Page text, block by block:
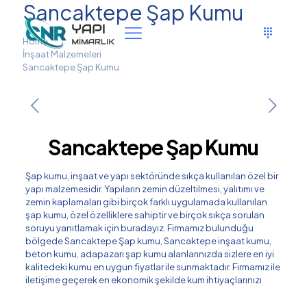
Sancaktepe Şap Kumu
Home
İnşaat Malzemeleri
Sancaktepe Şap Kumu
Sancaktepe Şap Kumu
Şap kumu, inşaat ve yapı sektöründe sıkça kullanılan özel bir
yapı malzemesidir. Yapıların zemin düzeltilmesi, yalıtımı ve
zemin kaplamaları gibi birçok farklı uygulamada kullanılan
şap kumu, özel özelliklere sahiptir ve birçok sıkça sorulan
soruyu yanıtlamak için buradayız. Firmamız bulunduğu
bölgede Sancaktepe Şap kumu, Sancaktepe inşaat kumu,
beton kumu, adapazarı şap kumu alanlarınızda sizlere en iyi
kalitedeki kumu en uygun fiyatlar ile sunmaktadır. Firmamız ile
iletişime geçerek en ekonomik şekilde kum ihtiyaçlarınızı